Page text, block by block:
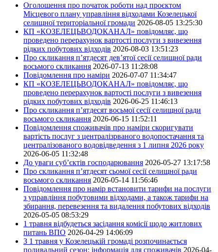
Оголошення про початок роботи над проєктом
Місцевого плану управління відходами Козелецької
селищної територіальної громади 2026-08-05 13:25:30
КП «КОЗЕЛЕЦЬВОДОКАНАЛ» повідомляє, що
проведено перерахунок вартості послуги з вивезення
рідких побутових відходів 2026-08-03 13:51:23
Про скликання п’ятдесят дев’ятої сесії селищної ради
восьмого скликання 2026-07-13 11:28:08
Повідомлення про наміри 2026-07-07 11:34:47
КП «КОЗЕЛЕЦЬВОДОКАНАЛ» повідомляє, що
проведено перерахунок вартості послуги з вивезення
рідких побутових відходів 2026-06-25 11:46:13
Про скликання п’ятдесят восьмої сесії селищної ради
восьмого скликання 2026-06-15 11:52:11
Повідомлення споживачів про наміри скоригувати
вартість послуг з централізрваного водопостачання та
централізованого водовідведення з 1 липня 2026 року
2026-06-05 11:32:48
До уваги суб’єктів господарювання 2026-05-27 13:17:58
Про скликання п’ятдесят сьомої сесії селищної ради
восьмого скликання 2026-05-14 11:56:46
Повідомлення про намір встановити тарифи на послуги
з управління побутовими відходами, а також тарифи на
збирання, перевезення та видалення побутових відходів
2026-05-05 08:53:29
1 травня відбудеться засідання комісії щодо житлових
питань ВПО 2026-04-29 14:06:09
З 1 травня у Козелецькій громаді розпочинається
поливальний сезон: інформація для споживачів 2026-04-